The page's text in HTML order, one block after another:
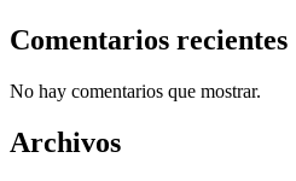
Comentarios recientes
No hay comentarios que mostrar.
Archivos